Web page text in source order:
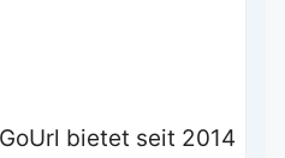
bietet seit 2014